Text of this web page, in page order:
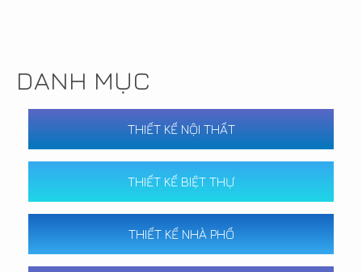
DANH MỤC
THIẾT KẾ NỘI THẤT
THIẾT KẾ BIỆT THỰ
THIẾT KẾ NHÀ PHỐ